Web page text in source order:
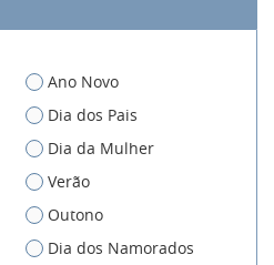
Ano Novo
Dia dos Pais
Dia da Mulher
Verão
Outono
Dia dos Namorados